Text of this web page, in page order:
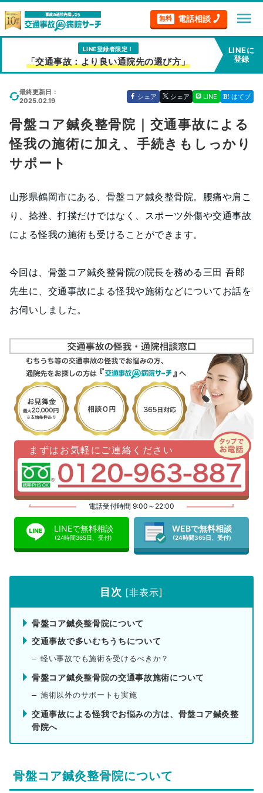
無料 電話相談 menu
LINE登録者限定！
「交通事故：より良い通院先の選び方」
LINEに
登録
最終更新日：
2025.02.19
シェア シェア LINE はてブ
骨盤コア鍼灸整骨院｜交通事故による
怪我の施術に加え、手続きもしっかり
サポート
山形県鶴岡市にある、骨盤コア鍼灸整骨院。腰痛や肩こ
り、捻挫、打撲だけではなく、スポーツ外傷や交通事故
による怪我の施術も受けることができます。
今回は、骨盤コア鍼灸整骨院の院長を務める三田 吾郎
先生に、交通事故による怪我や施術などについてお話を
お伺いしました。
まずはお気軽にご連絡ください
電話受付時間 9:00～22:00
LINEで無料相談
(24時間365日、受付)
WEBで無料相談
(24時間365日、受付)
目次 [非表示]
骨盤コア鍼灸整骨院について
交通事故で多いむちうちについて
軽い事故でも施術を受けるべきか？
骨盤コア鍼灸整骨院の交通事故施術について
施術以外のサポートも実施
交通事故による怪我でお悩みの方は、骨盤コア鍼灸整
骨院へ
骨盤コア鍼灸整骨院について